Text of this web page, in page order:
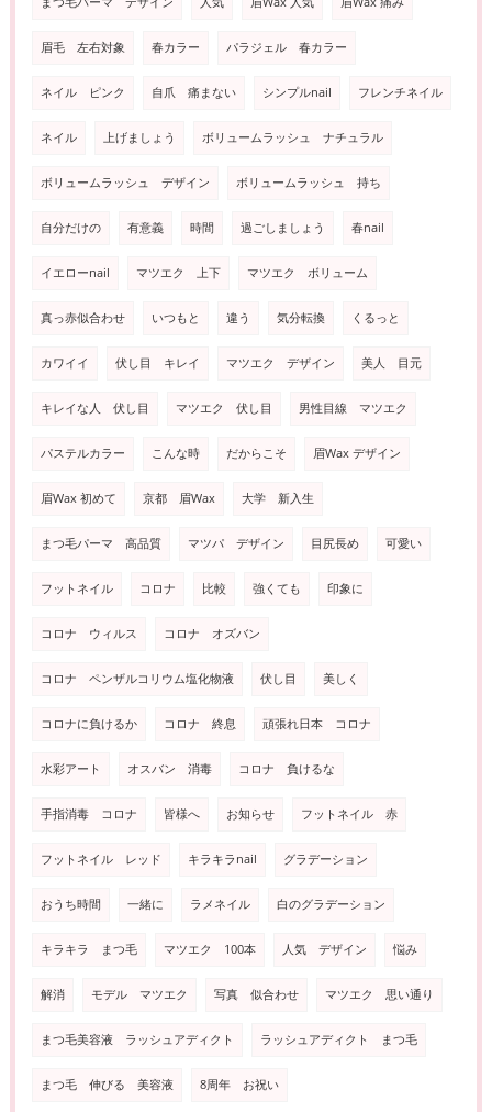
眉毛 左右対象 春カラー パラジェル 春カラー
ネイル ピンク 自爪 痛まない シンプルnail フレンチネイル
ネイル 上げましょう ボリュームラッシュ ナチュラル
ボリュームラッシュ デザイン ボリュームラッシュ 持ち
自分だけの 有意義 時間 過ごしましょう 春nail
イエローnail マツエク 上下 マツエク ボリューム
真っ赤似合わせ いつもと 違う 気分転換 くるっと
カワイイ 伏し目 キレイ マツエク デザイン 美人 目元
キレイな人 伏し目 マツエク 伏し目 男性目線 マツエク
パステルカラー こんな時 だからこそ 眉Wax デザイン
眉Wax 初めて 京都 眉Wax 大学 新入生
まつ毛パーマ 高品質 マツパ デザイン 目尻長め 可愛い
フットネイル コロナ 比較 強くても 印象に
コロナ ウィルス コロナ オズバン
コロナ ペンザルコリウム塩化物液 伏し目 美しく
コロナに負けるか コロナ 終息 頑張れ日本 コロナ
水彩アート オスバン 消毒 コロナ 負けるな
手指消毒 コロナ 皆様へ お知らせ フットネイル 赤
フットネイル レッド キラキラnail グラデーション
おうち時間 一緒に ラメネイル 白のグラデーション
キラキラ まつ毛 マツエク 100本 人気 デザイン 悩み
解消 モデル マツエク 写真 似合わせ マツエク 思い通り
まつ毛美容液 ラッシュアディクト ラッシュアディクト まつ毛
まつ毛 伸びる 美容液 8周年 お祝い